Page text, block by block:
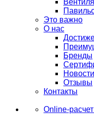
Это важно
О нас
Бренды
Новости
Отзывы
Контакты
Online-